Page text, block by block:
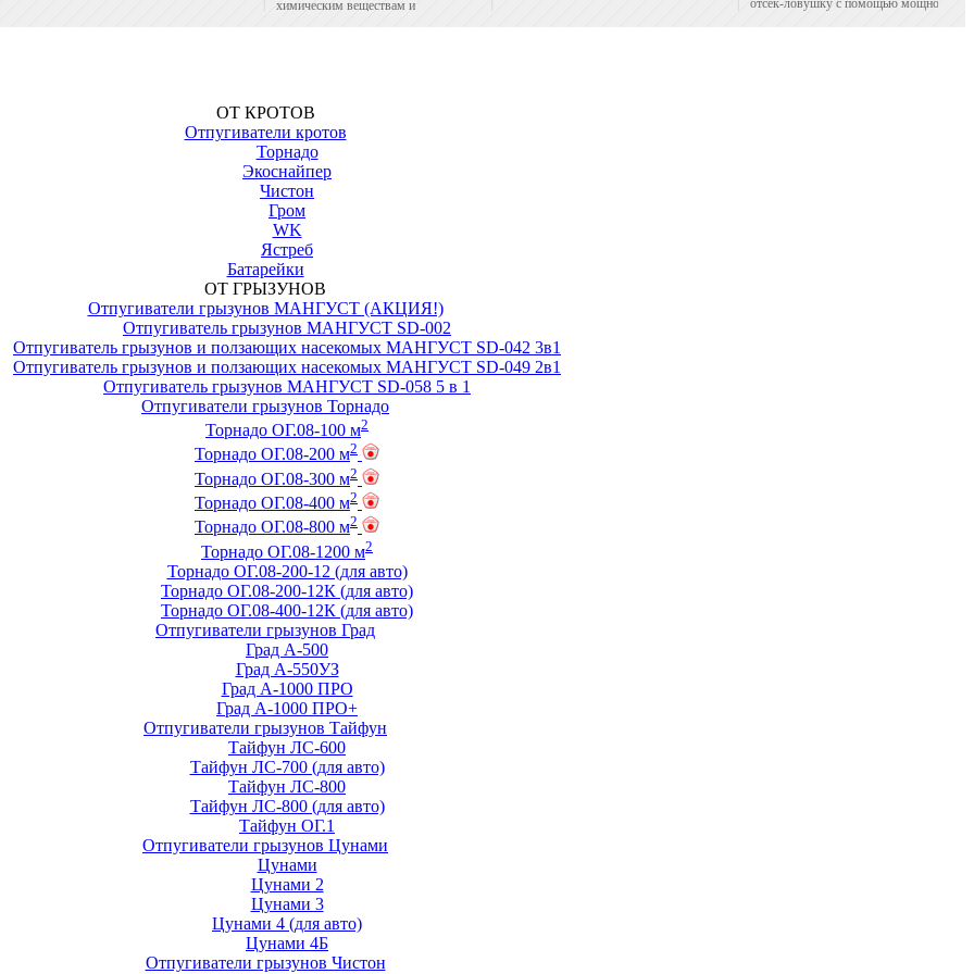
химическим веществам и
инсектицидным лампам). Питание:
ОТ КРОТОВ
Отпугиватели кротов
Торнадо
Экоснайпер
Чистон
Гром
WK
Ястреб
Батарейки
ОТ ГРЫЗУНОВ
Отпугиватели грызунов МАНГУСТ (АКЦИЯ!)
Отпугиватель грызунов МАНГУСТ SD-002
Отпугиватель грызунов и ползающих насекомых МАНГУСТ SD-042 3в1
Отпугиватель грызунов и ползающих насекомых МАНГУСТ SD-049 2в1
Отпугиватель грызунов МАНГУСТ SD-058 5 в 1
Отпугиватели грызунов Торнадо
Торнадо ОГ.08-100 м2
Торнадо ОГ.08-200 м2
Торнадо ОГ.08-300 м2
Торнадо ОГ.08-400 м2
Торнадо ОГ.08-800 м2
Торнадо ОГ.08-1200 м2
Торнадо ОГ.08-200-12 (для авто)
Торнадо ОГ.08-200-12К (для авто)
Торнадо ОГ.08-400-12К (для авто)
Отпугиватели грызунов Град
Град А-500
Град А-550УЗ
Град А-1000 ПРО
Град А-1000 ПРО+
Отпугиватели грызунов Тайфун
Тайфун ЛС-600
Тайфун ЛС-700 (для авто)
Тайфун ЛС-800
Тайфун ЛС-800 (для авто)
Тайфун ОГ.1
Отпугиватели грызунов Цунами
Цунами
Цунами 2
Цунами 3
Цунами 4 (для авто)
Цунами 4Б
Отпугиватели грызунов Чистон